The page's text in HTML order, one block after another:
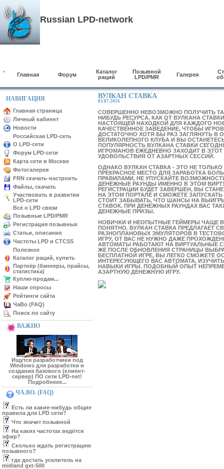
Russian LPD-network
* Главная Форум
Каталог
раций
Позывной
LPD/PMR
Галерея
НАВИГАЦИЯ
Главная страница
Личный кабинет
Новости
Российская LPD-сеть
О LPD-сети
Форум LPD-сети
Карта сети в Москве
Фотогалерея
FRN скачать-настроить
Файлы, скачать
Участвовать в развитии
LPD-сети
Всё о LPD связи
Позывные LPD/PMR
Регистрация позывных
Статьи, описания
Частоты LPD и CTCSS
Полезное
Каталог раций, купить
Партнёр (баннеры, прайсы,
статистика)
Куплю-продам...
Наши опросы
Рейтинги сайта
ЧаВо (FAQ)
Поиск по сайту
ВАЖНО
Ищутся разработчики под
Windows для разработки и
создания базового (клиент-
сервер) ПО сети LPD-net!
Подробнеее...
ЧА.ВО. (FAQ)
Есть ли какие-нибудь общие
правила для LPD сети?
Что значит позывной
На каких частотах ведётся
эфир?
Сколько ждать регистрацию
позывного?
где достать уселитель на
midland gxt-500
ВУЛКАН СТАВКА
03.07.2016
СОВЕРШЕННО НЕВОЗМОЖНО ПОЛУЧИТЬ
НИБУДЬ РЕСУРСА, КАК ОТ ВУЛКАНА
НАСТОЯЩЕЙ НАХОДКОЙ ДЛЯ КАЖДОГО
КАЧЕСТВЕННОЕ ЗАВЕДЕНИЕ, ЧТОБЫ
ДОСТАТОЧНО ХОТЯ БЫ РАЗ ЗАГЛЯНУТЬ В
ВЕЛИКОЛЕПНОГО КЛУБА И ВЫ
ПОПУЛЯРНОСТЬ ВУЛКАНА СТАВКИ
ИГРОМАНОВ ЕЖЕДНЕВНО ЗАХОДИТ В
УДОВОЛЬСТВИЯ ОТ АЗАРТНЫХ СЕССИЙ.
ОДНАКО ВУЛКАН СТАВКА - ЭТО НЕ
ПРЕКРАСНОЕ МЕСТО ДЛЯ ЗАРАБОТКА
ПРАВИЛАМИ, НЕ УПУСКАЙТЕ
ДЕНЕЖНЫЕ РАУНДЫ ИМЕННО В ЭТОМ
РЕГИСТРАЦИИ БУДЕТ ЗАВЕРШЕН, ВЫ
НА ЭТОМ ПОРТАЛЕ И СМОЖЕТЕ
СТОИТ ЗАБЫВАТЬ, ЧТО ШАНСЫ НА
СТАВОК. ПРИ ДЕНЕЖНЫХ РАУНДАХ ВАС
ДЕНЕЖНЫЕ ПРИЗЫ.
НОВИЧКИ И НЕОПЫТНЫЕ ГЕЙМЕРЫ ЧАЩЕ
ПОНЯТНО. ВУЛКАН СТАВКА ПРЕДЛАГАЕТ
РАЗНОПЛАНОВЫХ ЭМУЛЯТОРОВ В
ИГРУ, ОТ ВАС НЕ НУЖНО ДАЖЕ
АВТОМАТЫ РАБОТАЮТ НА ВИРТУАЛЬНЫЕ
ЖЕ ПОСЛЕ ОБНОВЛЕНИЯ СТРАНИЦЫ
БЕСПЛАТНОЙ ИГРЕ, ВЫ ЛЕГКО СМОЖЕТЕ
ИНТЕРЕСУЮЩЕГО ВАС АВТОМАТА,
НАВЫКИ ИГРЫ. ПОДОБНЫЙ ОПЫТ
АЗАРТНУЮ ДЕНЕЖНУЮ ИГРУ.